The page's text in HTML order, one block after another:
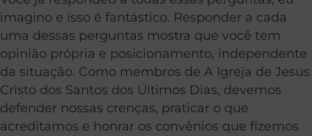
imagino e isso é fantástico. Responder a cada
uma dessas perguntas mostra que você tem
opinião própria e posicionamento, independente
da situação. Como membros de A Igreja de Jesus
Cristo dos Santos dos Últimos Dias, devemos
defender nossas crenças, praticar o que
acreditamos e honrar os convênios que fizemos